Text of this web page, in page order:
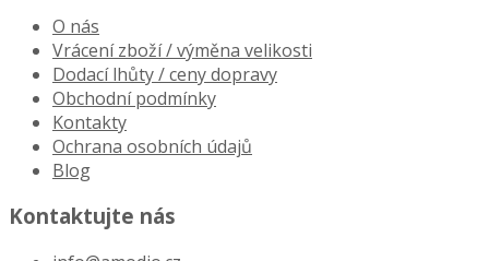
O nás
Vrácení zboží / výměna velikosti
Dodací lhůty / ceny dopravy
Obchodní podmínky
Kontakty
Ochrana osobních údajů
Blog
Kontaktujte nás